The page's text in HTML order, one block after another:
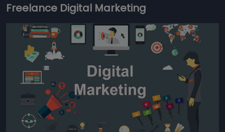
Freelance Digital Marketing